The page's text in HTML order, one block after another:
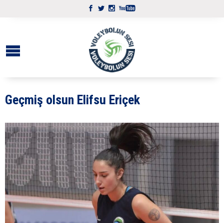
Geçmiş olsun Elifsu Eriçek